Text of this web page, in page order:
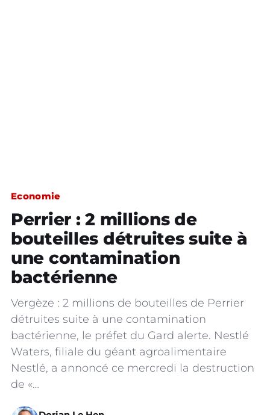
Economie
Perrier : 2 millions de
bouteilles détruites suite à
une contamination
bactérienne
Vergèze : 2 millions de bouteilles de Perrier
détruites suite à une contamination
bactérienne, le préfet du Gard alerte. Nestlé
Waters, filiale du géant agroalimentaire
Nestlé, a annoncé ce mercredi la destruction
de «…